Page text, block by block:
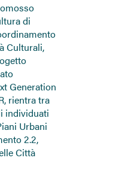
di
Culturali,
Generation
rientra tra
individuati
Urbani
2.2,
Città